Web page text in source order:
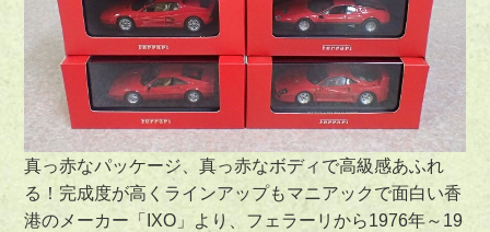
真っ赤なパッケージ、真っ赤なボディで高級感あふれ
る！完成度が高くラインアップもマニアックで面白い香
港のメーカー「IXO」より、フェラーリから1976年～19